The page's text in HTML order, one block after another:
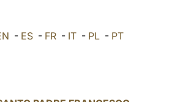
- ES - FR - IT - PL - PT